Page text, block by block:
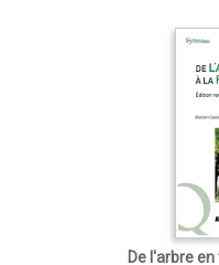
De l'arbre